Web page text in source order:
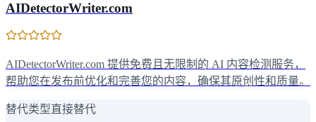
AIDetectorWriter.com
AIDetectorWriter.com 提供免费且无限制的 AI 内容检测服务，
帮助您在发布前优化和完善您的内容，确保其原创性和质量。
替代类型直接替代